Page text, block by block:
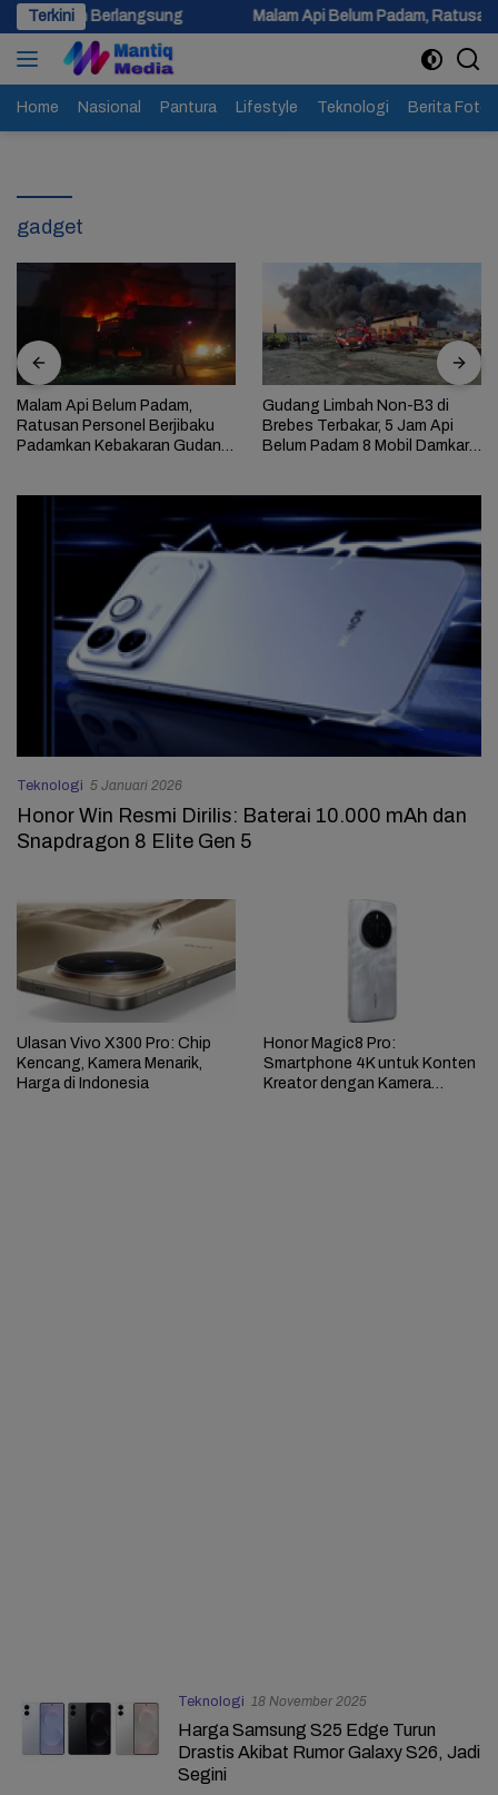
Langsung
ke
konten
Terkini Malam Api Belum Padam, Ratusan Personel
Home Nasional Pantura Lifestyle Teknologi Berita Foto
gadget
Malam Api Belum Padam,
Ratusan Personel Berjibaku
Padamkan Kebakaran Gudang
Gudang Limbah Non-B3 di
Brebes Terbakar, 5 Jam Api
Belum Padam 8 Mobil Damkar
Teknologi 5 Januari 2026
Honor Win Resmi Dirilis: Baterai 10.000 mAh dan
Snapdragon 8 Elite Gen 5
Ulasan Vivo X300 Pro: Chip
Kencang, Kamera Menarik,
Harga di Indonesia
Honor Magic8 Pro:
Smartphone 4K untuk Konten
Kreator dengan Kamera
Teknologi 18 November 2025
Harga Samsung S25 Edge Turun
Drastis Akibat Rumor Galaxy S26, Jadi
Segini